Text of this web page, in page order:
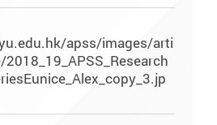
apss/images/arti